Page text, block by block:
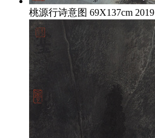
桃源行诗意图 69X137cm 2019